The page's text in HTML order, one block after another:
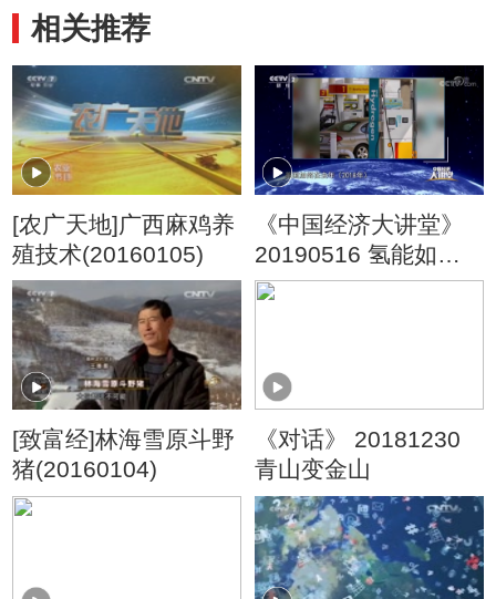
相关推荐
[农广天地]广西麻鸡养
殖技术(20160105)
《中国经济大讲堂》
20190516 氢能如何
改变我们的未来？
[致富经]林海雪原斗野
猪(20160104)
《对话》 20181230
青山变金山